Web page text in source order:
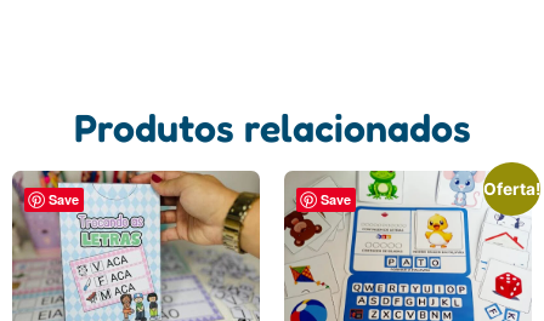
Produtos relacionados
Save Save
Oferta!